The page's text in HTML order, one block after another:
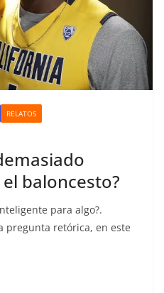
RELATOS
baloncesto?
para algo?.
pregunta retórica, en este